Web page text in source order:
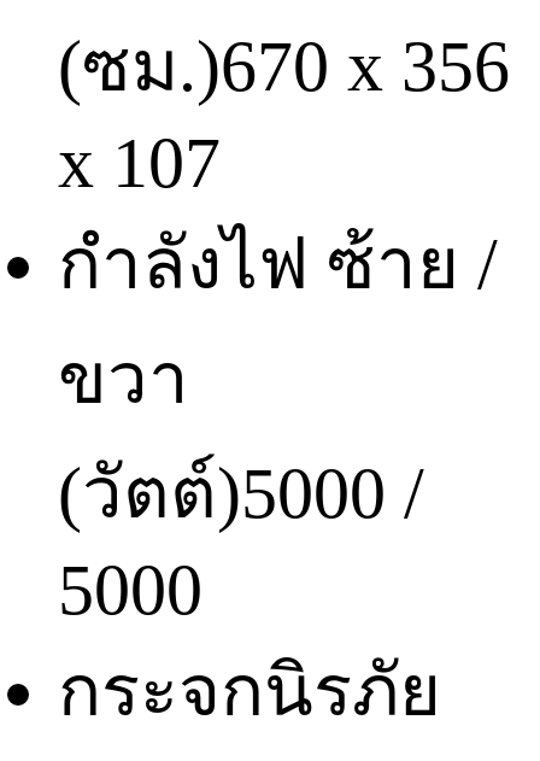
(ซม.)670 x 356
x 107
กำลังไฟ ซ้าย /
ขวา
(วัตต์)5000 /
5000
กระจกนิรภัย